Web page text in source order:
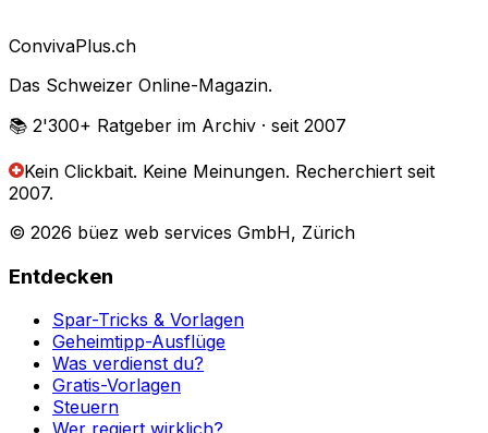
ConvivaPlus.ch
Das Schweizer Online-Magazin.
📚 2'300+ Ratgeber im Archiv · seit 2007
Kein Clickbait. Keine Meinungen. Recherchiert seit
2007.
© 2026 büez web services GmbH, Zürich
Entdecken
Spar-Tricks & Vorlagen
Geheimtipp-Ausflüge
Was verdienst du?
Gratis-Vorlagen
Steuern